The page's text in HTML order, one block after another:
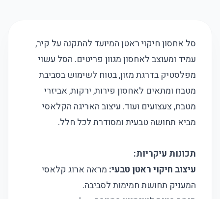
סל אחסון חיקוי ראטן המיועד להתקנה על קיר,
עמיד ומעוצב לאחסון מגוון פריטים. הסל עשוי
מפלסטיק בדרגת מזון, בטוח לשימוש בסביבת
מטבח ומתאים לאחסון פירות, ירקות, אביזרי
מטבח, צעצועים ועוד. עיצוב האריגה הקלאסי
מביא תחושה טבעית ומסודרת לכל חלל.
תכונות עיקריות:
עיצוב חיקוי ראטן טבעי: מראה ארוג קלאסי
המעניק תחושת חמימות לסביבה.